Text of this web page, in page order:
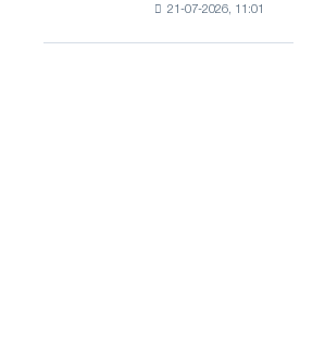
мерам
21-07-2026, 11:01